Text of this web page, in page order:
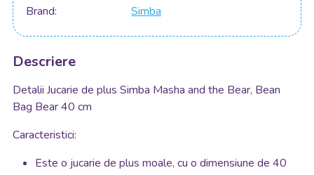
Brand Simba
Descriere
Detalii Jucarie de plus Simba Masha and the Bear, Bean
Bag Bear 40 cm
Caracteristici:
Este o jucarie de plus moale, cu o dimensiune de 40